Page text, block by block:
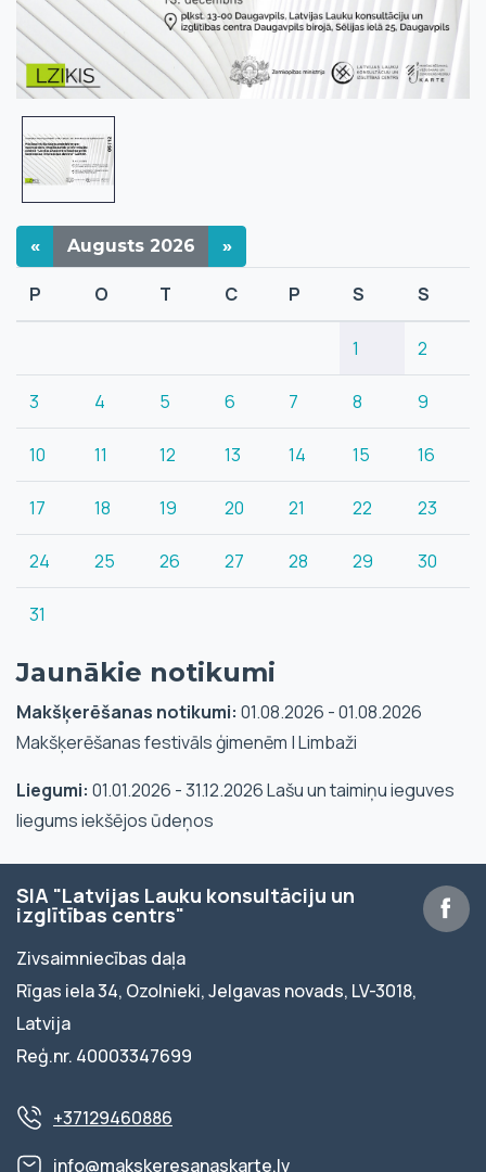
« Augusts 2026 »
P O T C P S S
1 2
3 4 5 6 7 8 9
10 11 12 13 14 15 16
17 18 19 20 21 22 23
24 25 26 27 28 29 30
31
Jaunākie notikumi
Makšķerēšanas notikumi: 01.08.2026 - 01.08.2026
Makšķerēšanas festivāls ģimenēm | Limbaži
Liegumi: 01.01.2026 - 31.12.2026 Lašu un taimiņu ieguves
liegums iekšējos ūdeņos
SIA "Latvijas Lauku konsultāciju un
izglītības centrs"
Zivsaimniecības daļa
Rīgas iela 34, Ozolnieki, Jelgavas novads, LV-3018,
Latvija
Reģ.nr. 40003347699
+37129460886
info@makskeresanaskarte.lv